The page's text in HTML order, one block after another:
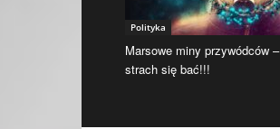
Polityka
Marsowe miny przywódców –
strach się bać!!!